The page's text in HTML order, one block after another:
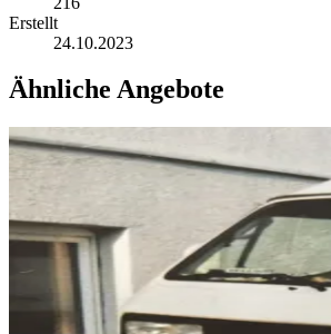
Erstellt
24.10.2023
Ähnliche Angebote